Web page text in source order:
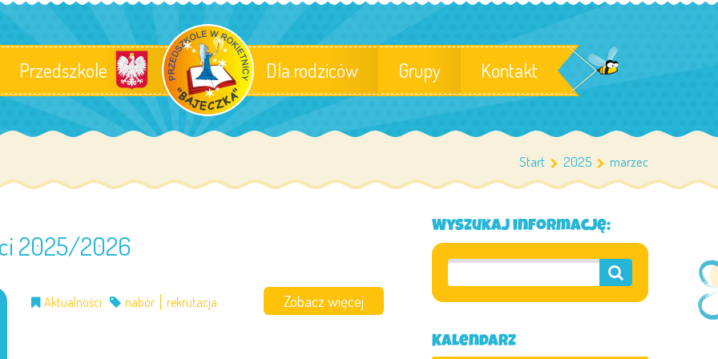
Przedszkole Dla rodziców Grupy Kontakt
Start 2025 marzec
Wyszukaj informację:
Kalendarz
2025/2026
Aktualności nabór rekrutacja Zobacz więcej